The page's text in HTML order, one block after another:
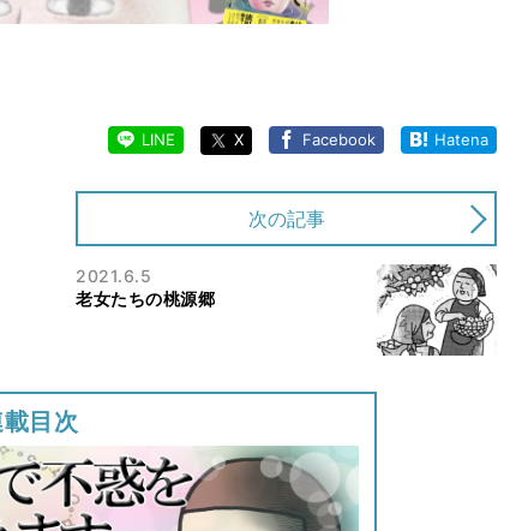
LINE X Facebook Hatena
次の記事
2021.6.5
老女たちの桃源郷
目次